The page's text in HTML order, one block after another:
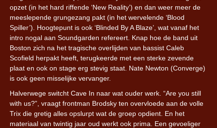
opzet (in het hard riffende ‘New Reality’) en dan weer meer de
meeslepende grungezang pakt (in het wervelende ‘Blood
Spiller’). Hoogtepunt is ook ‘Blinded By A Blaze’, wat vanaf het
intro nogal aan Soundgarden refereert. Knap hoe de band uit
Boston zich na het tragische overlijden van bassist Caleb
Scofield herpakt heeft, terugkeerde met een sterke zevende
plaat en ook on stage erg stevig staat. Nate Newton (Converge)
is ook geen misselijke vervanger.
Halverwege switcht Cave In naar wat ouder werk. “Are you still
with us?”, vraagt frontman Brodsky ten overvloede aan de volle
Trix die gretig alles opslurpt wat de groep opdient. En het
materiaal van twintig jaar oud werkt ook prima. Een gevoeliger